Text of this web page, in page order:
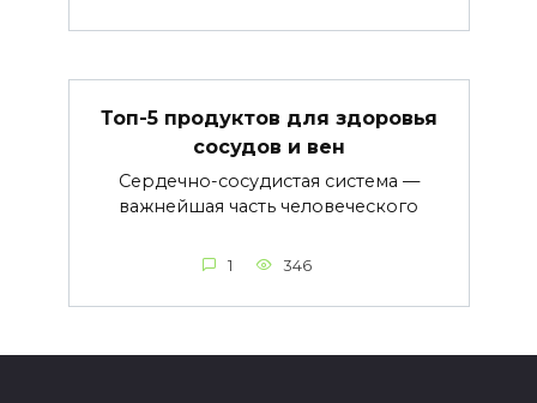
Топ-5 продуктов для здоровья
сосудов и вен
Сердечно-сосудистая система —
важнейшая часть человеческого
1 346